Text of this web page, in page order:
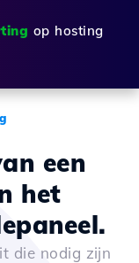
op hosting
een
het
die nodig zijn